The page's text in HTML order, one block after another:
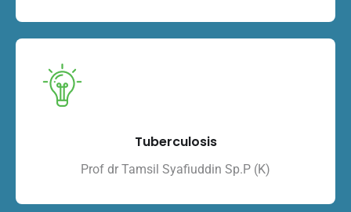
Tuberculosis
Prof dr Tamsil Syafiuddin Sp.P (K)